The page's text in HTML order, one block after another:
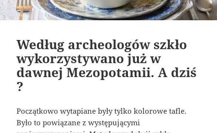
Według archeologów szkło
wykorzystywano już w
dawnej Mezopotamii. A dziś
?
Początkowo wytapiane były tylko kolorowe tafle.
Było to powiązane z występującymi